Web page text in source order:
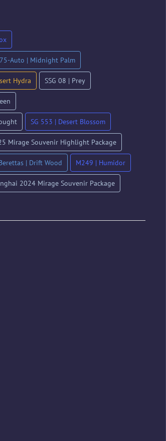
Auto | Midnight Palm
Hydra SSG 08 | Prey
SG 553 | Desert Blossom
Mirage Souvenir Highlight Package
| Drift Wood M249 | Humidor
2024 Mirage Souvenir Package